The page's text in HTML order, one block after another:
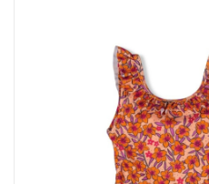
Schoenen en Tassen